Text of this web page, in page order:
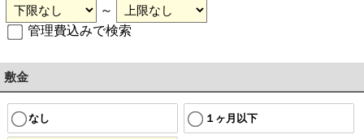
～
管理費込みで検索
敷金
なし １ヶ月以下